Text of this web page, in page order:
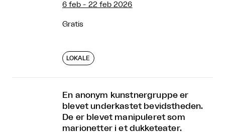
6 feb - 22 feb 2026
Gratis
LOKALE
En anonym kunstnergruppe er
blevet underkastet bevidstheden.
De er blevet manipuleret som
marionetter i et dukketeater.